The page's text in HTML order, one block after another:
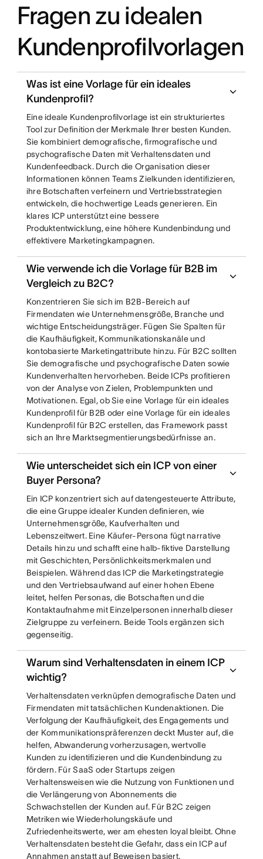
Fragen zu idealen
Kundenprofilvorlagen
Was ist eine Vorlage für ein ideales
Kundenprofil?
Eine ideale Kundenprofilvorlage ist ein strukturiertes
Tool zur Definition der Merkmale Ihrer besten Kunden.
Sie kombiniert demografische, firmografische und
psychografische Daten mit Verhaltensdaten und
Kundenfeedback. Durch die Organisation dieser
Informationen können Teams Zielkunden identifizieren,
ihre Botschaften verfeinern und Vertriebsstrategien
entwickeln, die hochwertige Leads generieren. Ein
klares ICP unterstützt eine bessere
Produktentwicklung, eine höhere Kundenbindung und
effektivere Marketingkampagnen.
Wie verwende ich die Vorlage für B2B im
Vergleich zu B2C?
Konzentrieren Sie sich im B2B-Bereich auf
Firmendaten wie Unternehmensgröße, Branche und
wichtige Entscheidungsträger. Fügen Sie Spalten für
die Kaufhäufigkeit, Kommunikationskanäle und
kontobasierte Marketingattribute hinzu. Für B2C sollten
Sie demografische und psychografische Daten sowie
Kundenverhalten hervorheben. Beide ICPs profitieren
von der Analyse von Zielen, Problempunkten und
Motivationen. Egal, ob Sie eine Vorlage für ein ideales
Kundenprofil für B2B oder eine Vorlage für ein ideales
Kundenprofil für B2C erstellen, das Framework passt
sich an Ihre Marktsegmentierungsbedürfnisse an.
Wie unterscheidet sich ein ICP von einer
Buyer Persona?
Ein ICP konzentriert sich auf datengesteuerte Attribute,
die eine Gruppe idealer Kunden definieren, wie
Unternehmensgröße, Kaufverhalten und
Lebenszeitwert. Eine Käufer-Persona fügt narrative
Details hinzu und schafft eine halb-fiktive Darstellung
mit Geschichten, Persönlichkeitsmerkmalen und
Beispielen. Während das ICP die Marketingstrategie
und den Vertriebsaufwand auf einer hohen Ebene
leitet, helfen Personas, die Botschaften und die
Kontaktaufnahme mit Einzelpersonen innerhalb dieser
Zielgruppe zu verfeinern. Beide Tools ergänzen sich
gegenseitig.
Warum sind Verhaltensdaten in einem ICP
wichtig?
Verhaltensdaten verknüpfen demografische Daten und
Firmendaten mit tatsächlichen Kundenaktionen. Die
Verfolgung der Kaufhäufigkeit, des Engagements und
der Kommunikationspräferenzen deckt Muster auf, die
helfen, Abwanderung vorherzusagen, wertvolle
Kunden zu identifizieren und die Kundenbindung zu
fördern. Für SaaS oder Startups zeigen
Verhaltensweisen wie die Nutzung von Funktionen und
die Verlängerung von Abonnements die
Schwachstellen der Kunden auf. Für B2C zeigen
Metriken wie Wiederholungskäufe und
Zufriedenheitswerte, wer am ehesten loyal bleibt. Ohne
Verhaltensdaten besteht die Gefahr, dass ein ICP auf
Annahmen anstatt auf Beweisen basiert.